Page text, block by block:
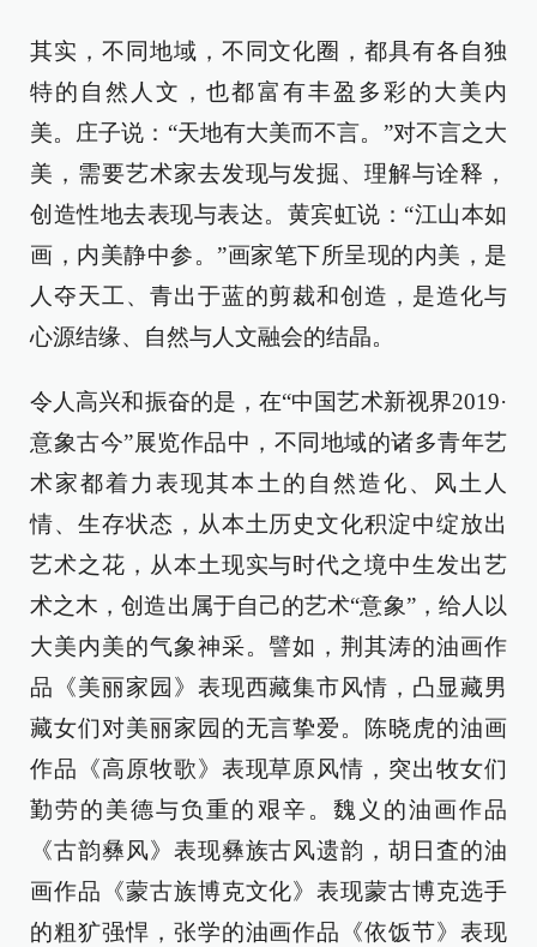
其实，不同地域，不同文化圈，都具有各自独
特的自然人文，也都富有丰盈多彩的大美内
美。庄子说：“天地有大美而不言。”对不言之大
美，需要艺术家去发现与发掘、理解与诠释，
创造性地去表现与表达。黄宾虹说：“江山本如
画，内美静中参。”画家笔下所呈现的内美，是
人夺天工、青出于蓝的剪裁和创造，是造化与
心源结缘、自然与人文融会的结晶。
令人高兴和振奋的是，在“中国艺术新视界2019·
意象古今”展览作品中，不同地域的诸多青年艺
术家都着力表现其本土的自然造化、风土人
情、生存状态，从本土历史文化积淀中绽放出
艺术之花，从本土现实与时代之境中生发出艺
术之木，创造出属于自己的艺术“意象”，给人以
大美内美的气象神采。譬如，荆其涛的油画作
品《美丽家园》表现西藏集市风情，凸显藏男
藏女们对美丽家园的无言挚爱。陈晓虎的油画
作品《高原牧歌》表现草原风情，突出牧女们
勤劳的美德与负重的艰辛。魏义的油画作品
《古韵彝风》表现彝族古风遗韵，胡日査的油
画作品《蒙古族博克文化》表现蒙古博克选手
的粗犷强悍，张学的油画作品《依饭节》表现